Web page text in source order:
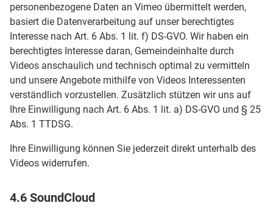
personenbezogene Daten an Vimeo übermittelt werden,
basiert die Datenverarbeitung auf unser berechtigtes
Interesse nach Art. 6 Abs. 1 lit. f) DS-GVO. Wir haben ein
berechtigtes Interesse daran, Gemeindeinhalte durch
Videos anschaulich und technisch optimal zu vermitteln
und unsere Angebote mithilfe von Videos Interessenten
verständlich vorzustellen. Zusätzlich stützen wir uns auf
Ihre Einwilligung nach Art. 6 Abs. 1 lit. a) DS-GVO und § 25
Abs. 1 TTDSG.
Ihre Einwilligung können Sie jederzeit direkt unterhalb des
Videos widerrufen.
4.6 SoundCloud